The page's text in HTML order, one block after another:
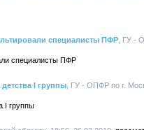
специалисты ПФР , ГУ -
специалисты ПФР
I группы , ГУ - ОПФР по г.
I группы